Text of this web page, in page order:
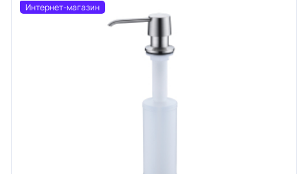
Интернет-магазин